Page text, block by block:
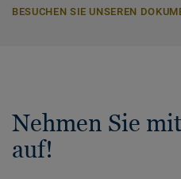
BESUCHEN SIE UNSEREN
Nehmen Sie
auf!